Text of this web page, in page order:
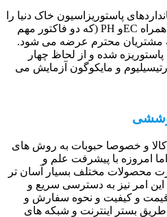
پاستوریزاسیون خاک دنیا را
دارد. نمودار پاستوریزاسیون به همراه ECو PH (که دو فاکتور مهم
مشتریان محترم عرضه می شود.
شده و از لحاظ چهار
و مایکوگون آزمایش می
و خصوصا حبوبات به روش های
امروزه با پیشرفت علم و
محصولات مختلف بسیار آسان تر
امر نیز به دسترسی سریع و
قیمت و کیفیت و نحوه سفارش و
بستر اینترنت و شبکه های